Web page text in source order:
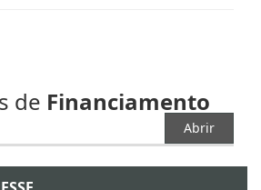
de Financiamento
Abrir